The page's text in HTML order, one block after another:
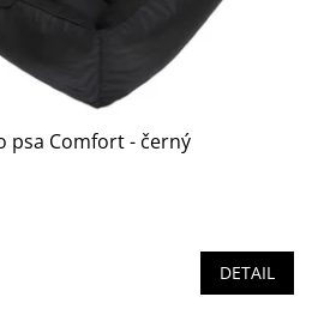
psa Comfort - černý
DETAIL